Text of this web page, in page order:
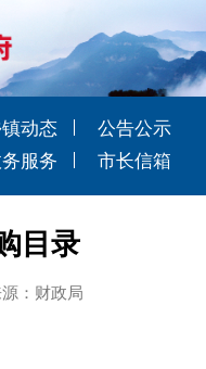
动态
公告公示
服务 市长信箱
目录
：财政局